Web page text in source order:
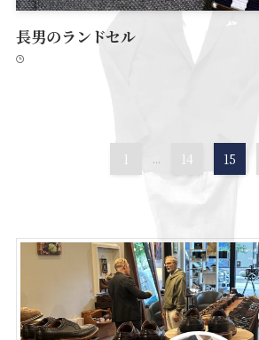
長男のランドセル
1 ... 14 15